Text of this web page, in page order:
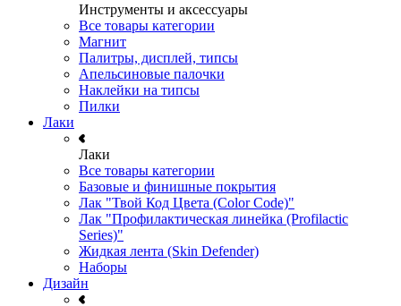
Инструменты и аксессуары
Все товары категории
Магнит
Палитры, дисплей, типсы
Апельсиновые палочки
Наклейки на типсы
Пилки
Лаки
Лаки
Все товары категории
Базовые и финишные покрытия
Лак "Твой Код Цвета (Color Code)"
Лак "Профилактическая линейка (Profilactic
Series)"
Жидкая лента (Skin Defender)
Наборы
Дизайн